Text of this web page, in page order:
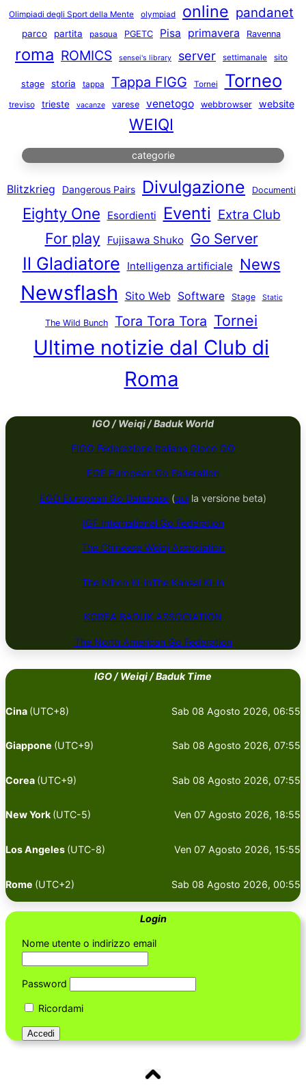
Olimpiadi degli Sport della Mente olympiad online pandanet
parco partita pasqua PGETC Pisa primavera Ravenna
roma ROMICS sensei's library server settimanale sito
stage storia tappa Tappa FIGG Tornei Torneo
treviso trieste vacanze varese venetogo webbrowser website
WEIQI
categorie
Blitzkrieg Dangerous Pairs Divulgazione Documenti
Eighty One Esordienti Eventi Extra Club
For play Fujisawa Shuko Go Server
Il Gladiatore Intelligenza artificiale News
Newsflash Sito Web Software Stage Static
The Wild Bunch Tora Tora Tora Tornei
Ultime notizie dal Club di
Roma
IGO / Weiqi / Baduk World
FIGG Federazione Italiana Gioco GO
EGF European Go Federation
EGD European Go Database (quila versione beta)
IGF International Go Federation
The Chineese Weiqi Association
The Nihon Ki-inThe Kansai Ki-in
KOREA BADUK ​​​​ASSOCIATION
The North American Go Federation
IGO / Weiqi / Baduk Time
Cina (UTC+8) Sab 08 Agosto 2026, 06:55
Giappone (UTC+9) Sab 08 Agosto 2026, 07:55
Corea (UTC+9) Sab 08 Agosto 2026, 07:55
New York (UTC-5) Ven 07 Agosto 2026, 18:55
Los Angeles (UTC-8) Ven 07 Agosto 2026, 15:55
Rome (UTC+2) Sab 08 Agosto 2026, 00:55
Login
Nome utente o indirizzo email
Password
Ricordami